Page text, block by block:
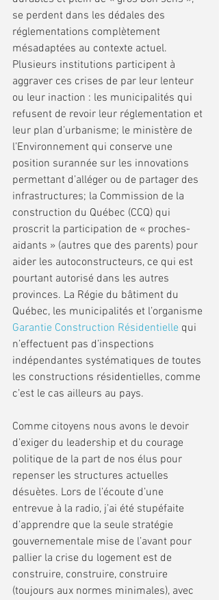
se perdent dans les dédales des
réglementations complètement
mésadaptées au contexte actuel.
Plusieurs institutions participent à
aggraver ces crises de par leur lenteur
ou leur inaction : les municipalités qui
refusent de revoir leur réglementation et
leur plan d’urbanisme; le ministère de
l’Environnement qui conserve une
position surannée sur les innovations
permettant d’alléger ou de partager des
infrastructures; la Commission de la
construction du Québec (CCQ) qui
proscrit la participation de « proches-
aidants » (autres que des parents) pour
aider les autoconstructeurs, ce qui est
pourtant autorisé dans les autres
provinces. La Régie du bâtiment du
Québec, les municipalités et l’organisme
Garantie Construction Résidentielle qui
n’effectuent pas d’inspections
indépendantes systématiques de toutes
les constructions résidentielles, comme
c’est le cas ailleurs au pays.
Comme citoyens nous avons le devoir
d’exiger du leadership et du courage
politique de la part de nos élus pour
repenser les structures actuelles
désuètes. Lors de l’écoute d’une
entrevue à la radio, j’ai été stupéfaite
d’apprendre que la seule stratégie
gouvernementale mise de l’avant pour
pallier la crise du logement est de
construire, construire, construire
(toujours aux normes minimales), avec